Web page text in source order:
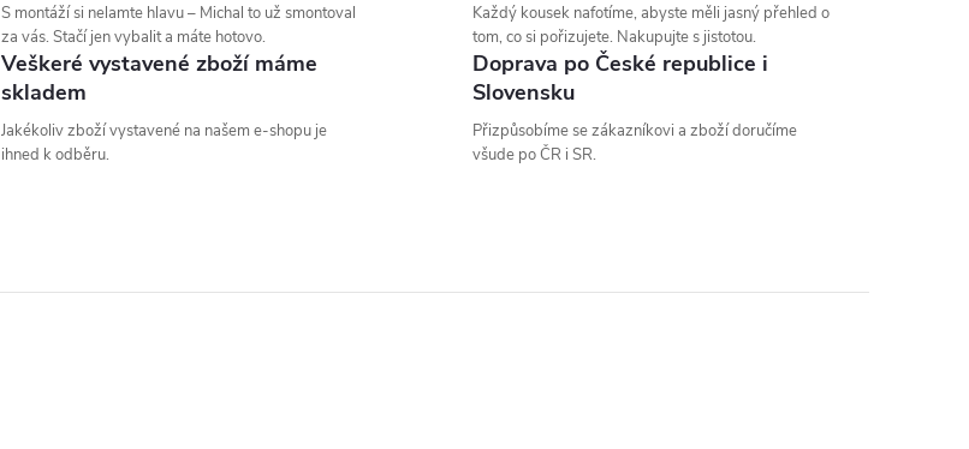
S montáží si nelamte hlavu – Michal to už smontoval
za vás. Stačí jen vybalit a máte hotovo.
Každý kousek nafotíme, abyste měli jasný přehled o
tom, co si pořizujete. Nakupujte s jistotou.
Veškeré vystavené zboží máme
skladem
Jakékoliv zboží vystavené na našem e-shopu je
ihned k odběru.
Doprava po České republice i
Slovensku
Přizpůsobíme se zákazníkovi a zboží doručíme
všude po ČR i SR.